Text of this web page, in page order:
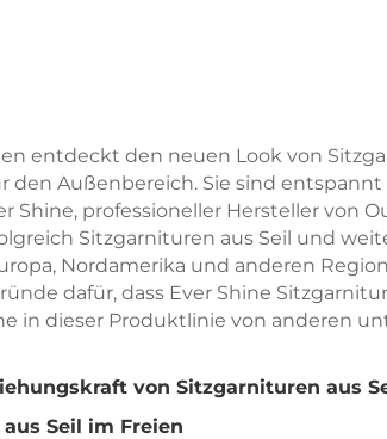
entdeckt den neuen Look von
den Außenbereich. Sie sind
Shine, professioneller Hersteller von
Sitzgarnituren aus Seil und
Nordamerika und anderen
dafür, dass Ever Shine
in dieser Produktlinie von anderen
von Sitzgarnituren aus
Seil im Freien